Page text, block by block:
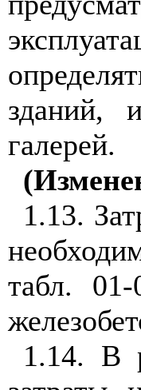
зданий,
галерей.
1.13.
табл.
1.14. В